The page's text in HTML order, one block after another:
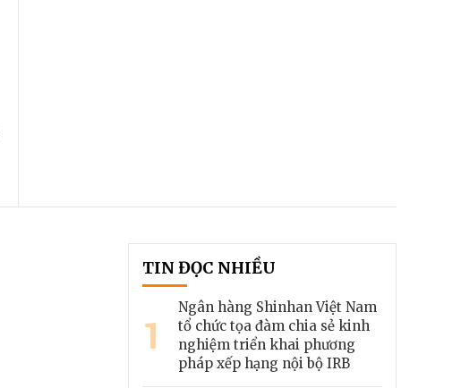
TIN ĐỌC NHIỀU
1
Ngân hàng Shinhan Việt Nam
tổ chức tọa đàm chia sẻ kinh
nghiệm triển khai phương
pháp xếp hạng nội bộ IRB